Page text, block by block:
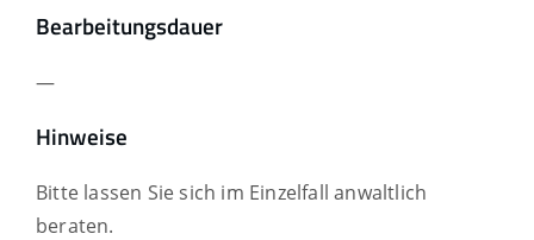
Bearbeitungsdauer
—
Hinweise
Bitte lassen Sie sich im Einzelfall anwaltlich
beraten.